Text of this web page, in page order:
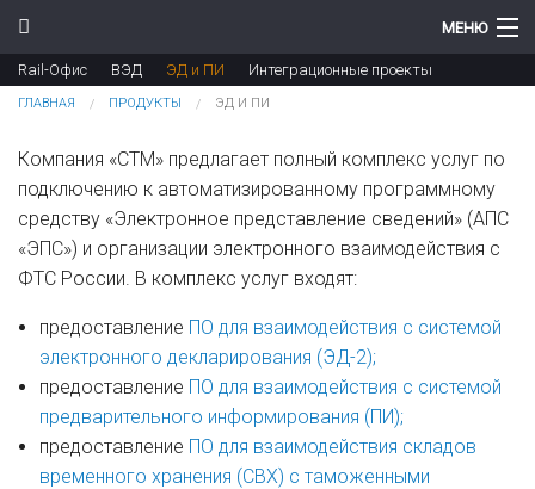
Перейти к основному содержанию
МЕНЮ
Компания
Продукты
Цены
Поддержка
Контакты
Rail-Офис ВЭД ЭД и ПИ Интеграционные проекты
Вы здесь
ГЛАВНАЯ ПРОДУКТЫ ЭД И ПИ
Компания «СТМ» предлагает полный комплекс услуг по
подключению к автоматизированному программному
средству «Электронное представление сведений» (АПС
«ЭПС») и организации электронного взаимодействия с
ФТС России. В комплекс услуг входят:
предоставление ПО для взаимодействия с системой
электронного декларирования (ЭД-2);
предоставление ПО для взаимодействия с системой
предварительного информирования (ПИ);
предоставление ПО для взаимодействия складов
временного хранения (СВХ) с таможенными